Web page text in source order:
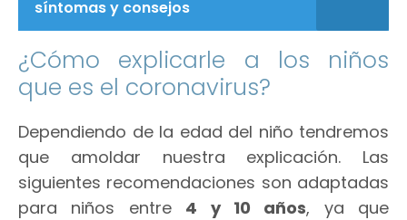
síntomas y consejos
¿Cómo explicarle a los niños
que es el coronavirus?
Dependiendo de la edad del niño tendremos
que amoldar nuestra explicación. Las
siguientes recomendaciones son adaptadas
para niños entre 4 y 10 años, ya que